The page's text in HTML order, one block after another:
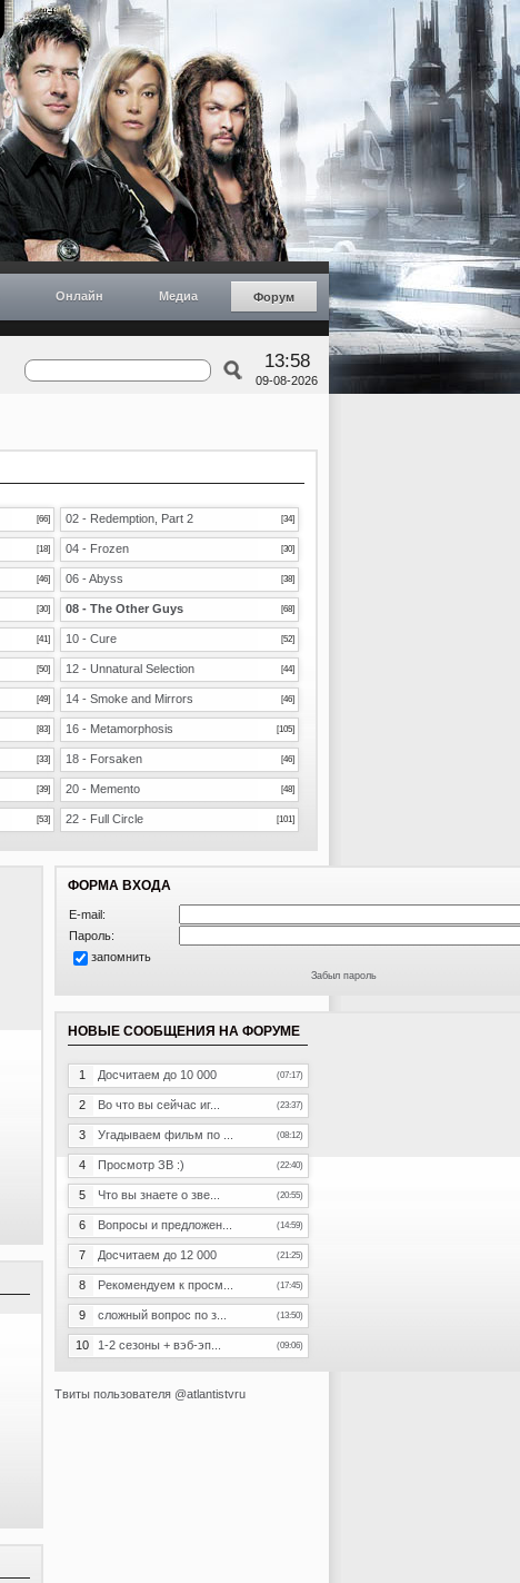
Онлайн Медиа Форум
13:58
09-08-2026
[66] 02 - Redemption, Part 2 [34]
[18] 04 - Frozen [30]
[46] 06 - Abyss [38]
[30] 08 - The Other Guys [68]
[41] 10 - Cure [52]
[50] 12 - Unnatural Selection [44]
[49] 14 - Smoke and Mirrors [46]
[83] 16 - Metamorphosis [105]
[33] 18 - Forsaken [46]
[39] 20 - Memento [48]
[53] 22 - Full Circle [101]
ФОРМА ВХОДА
E-mail:
Пароль:
запомнить
Забыл пароль
НОВЫЕ СООБЩЕНИЯ НА ФОРУМЕ
1 Досчитаем до 10 000 (07:17)
2 Во что вы сейчас иг... (23:37)
3 Угадываем фильм по ... (08:12)
4 Просмотр ЗВ :) (22:40)
5 Что вы знаете о зве... (20:55)
6 Вопросы и предложен... (14:59)
7 Досчитаем до 12 000 (21:25)
8 Рекомендуем к просм... (17:45)
9 сложный вопрос по з... (13:50)
10 1-2 сезоны + вэб-эп... (09:06)
Твиты пользователя @atlantistvru